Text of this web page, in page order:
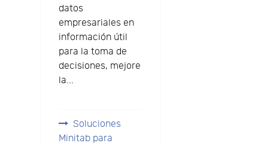
datos
empresariales en
información útil
para la toma de
decisiones, mejore
la...
Soluciones
Minitab para